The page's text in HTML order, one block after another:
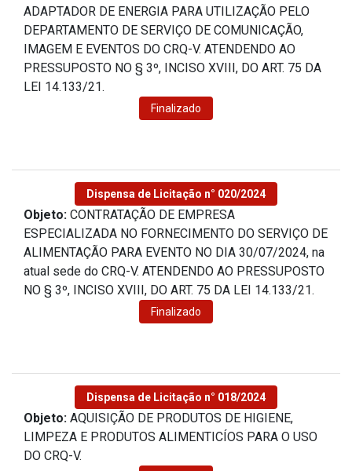
ADAPTADOR DE ENERGIA PARA UTILIZAÇÃO PELO
DEPARTAMENTO DE SERVIÇO DE COMUNICAÇÃO,
IMAGEM E EVENTOS DO CRQ-V. ATENDENDO AO
PRESSUPOSTO NO § 3º, INCISO XVIII, DO ART. 75 DA
LEI 14.133/21.
Finalizado
Dispensa de Licitação n° 020/2024
Objeto: CONTRATAÇÃO DE EMPRESA
ESPECIALIZADA NO FORNECIMENTO DO SERVIÇO DE
ALIMENTAÇÃO PARA EVENTO NO DIA 30/07/2024, na
atual sede do CRQ-V. ATENDENDO AO PRESSUPOSTO
NO § 3º, INCISO XVIII, DO ART. 75 DA LEI 14.133/21.
Finalizado
Dispensa de Licitação n° 018/2024
Objeto: AQUISIÇÃO DE PRODUTOS DE HIGIENE,
LIMPEZA E PRODUTOS ALIMENTICÍOS PARA O USO
DO CRQ-V.